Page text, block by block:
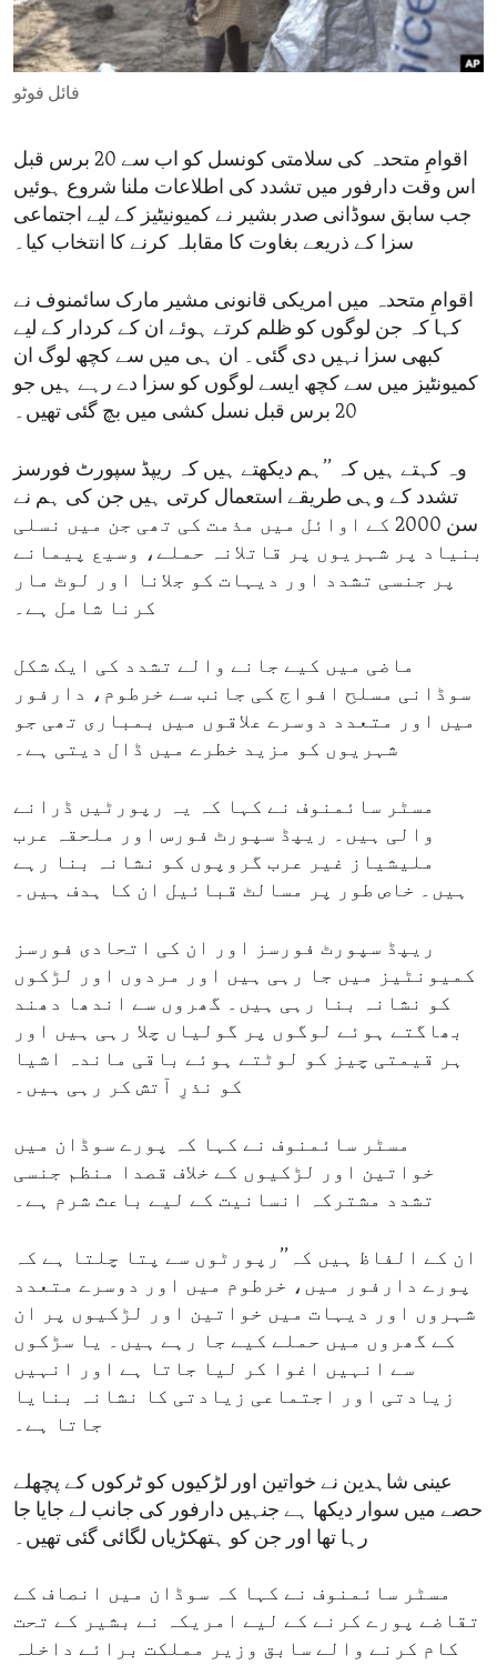
ENVIRONMENT AND HEALTH
IDEALS AND INSTITUTIONS
فائل فوٹو
اقوامِ متحدہ کی سلامتی کونسل کو اب سے 20 برس قبل
اس وقت دارفور میں تشدد کی اطلاعات ملنا شروع ہوئیں
جب سابق سوڈانی صدر بشیر نے کمیونیٹیز کے لیے اجتماعی
سزا کے ذریعے بغاوت کا مقابلہ کرنے کا انتخاب کیا۔
اقوامِ متحدہ میں امریکی قانونی مشیر مارک سائمنوف نے
کہا کہ جن لوگوں کو ظلم کرتے ہوئے ان کے کردار کے لیے
کبھی سزا نہیں دی گئی۔ ان ہی میں سے کچھ لوگ ان
کمیونٹیز میں سے کچھ ایسے لوگوں کو سزا دے رہے ہیں جو
20 برس قبل نسل کشی میں بچ گئی تھیں۔
وہ کہتے ہیں کہ ’’ہم دیکھتے ہیں کہ ریپڈ سپورٹ فورسز
تشدد کے وہی طریقے استعمال کرتی ہیں جن کی ہم نے
سن 2000 کے اوائل میں مذمت کی تھی جن میں نسلی
بنیاد پر شہریوں پر قاتلانہ حملے، وسیع پیمانے
پر جنسی تشدد اور دیہات کو جلانا اور لوٹ مار
کرنا شامل ہے۔
ماضی میں کیے جانے والے تشدد کی ایک شکل
سوڈانی مسلح افواج کی جانب سے خرطوم، دارفور
میں اور متعدد دوسرے علاقوں میں بمباری تھی جو
شہریوں کو مزید خطرے میں ڈال دیتی ہے۔
مسٹر سائمنوف نے کہا کہ یہ رپورٹیں ڈرانے
والی ہیں۔ ریپڈ سپورٹ فورس اور ملحقہ عرب
ملیشیاز غیر عرب گروپوں کو نشانہ بنا رہے
ہیں۔ خاص طور پر مسالٹ قبائیل ان کا ہدف ہیں۔
ریپڈ سپورٹ فورسز اور ان کی اتحادی فورسز
کمیونٹیز میں جا رہی ہیں اور مردوں اور لڑکوں
کو نشانہ بنا رہی ہیں۔ گھروں سے اندھا دھند
بھاگتے ہوئے لوگوں پر گولیاں چلا رہی ہیں اور
ہر قیمتی چیز کو لوٹتے ہوئے باقی ماندہ اشیا
کو نذرِ آتش کر رہی ہیں۔
مسٹر سائمنوف نے کہا کہ پورے سوڈان میں
خواتین اور لڑکیوں کے خلاف قصدا منظم جنسی
تشدد مشترکہ انسانیت کے لیے باعث شرم ہے۔
ان کے الفاظ ہیں کہ’’رپورٹوں سے پتا چلتا ہے کہ
پورے دارفور میں، خرطوم میں اور دوسرے متعدد
شہروں اور دیہات میں خواتین اور لڑکیوں پر ان
کے گھروں میں حملے کیے جا رہے ہیں۔ یا سڑکوں
سے انہیں اغوا کر لیا جاتا ہے اور انہیں
زیادتی اور اجتماعی زیادتی کا نشانہ بنایا
جاتا ہے۔
عینی شاہدین نے خواتین اور لڑکیوں کو ٹرکوں کے پچھلے
حصے میں سوار دیکھا ہے جنہیں دارفور کی جانب لے جایا جا
رہا تھا اور جن کو ہتھکڑیاں لگائی گئی تھیں۔
مسٹر سائمنوف نے کہا کہ سوڈان میں انصاف کے
تقاضے پورے کرنے کے لیے امریکہ نے بشیر کے تحت
کام کرنے والے سابق وزیر مملکت برائے داخلہ